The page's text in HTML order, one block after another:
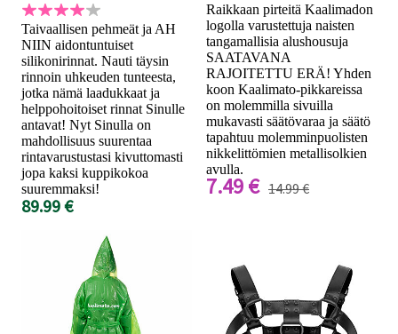
Taivaallisen pehmeät ja AH
NIIN aidontuntuiset
silikonirinnat. Nauti täysin
rinnoin uhkeuden tunteesta,
jotka nämä laadukkaat ja
helppohoitoiset rinnat Sinulle
antavat! Nyt Sinulla on
mahdollisuus suurentaa
rintavarustustasi kivuttomasti
jopa kaksi kuppikokoa
suuremmaksi!
89.99 €
Raikkaan pirteitä Kaalimadon
logolla varustettuja naisten
tangamallisia alushousuja
SAATAVANA
RAJOITETTU ERÄ! Yhden
koon Kaalimato-pikkareissa
on molemmilla sivuilla
mukavasti säätövaraa ja säätö
tapahtuu molemminpuolisten
nikkelittömien metallisolkien
avulla.
7.49 € 14.99 €